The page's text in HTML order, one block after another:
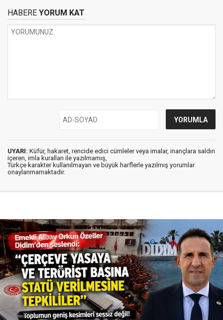
HABERE YORUM KAT
UYARI: Küfür, hakaret, rencide edici cümleler veya imalar, inançlara saldırı
içeren, imla kuralları ile yazılmamış,
Türkçe karakter kullanılmayan ve büyük harflerle yazılmış yorumlar
onaylanmamaktadır.